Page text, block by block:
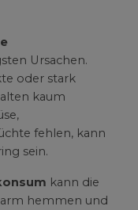
Ursachen.
oder stark
kaum
fehlen, kann
sein.
kann die
hemmen und